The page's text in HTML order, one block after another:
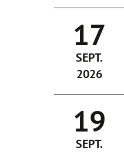
17
SEPT.
2026
19
SEPT.